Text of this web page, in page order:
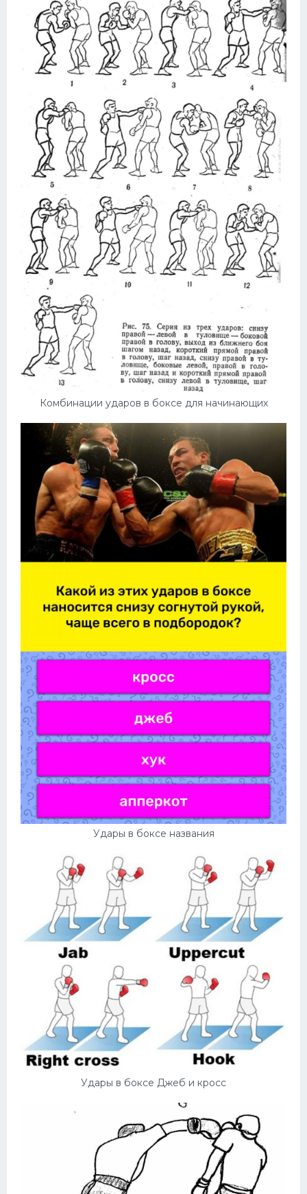
Комбинации ударов в боксе для начинающих
Удары в боксе названия
Удары в боксе Джеб и кросс